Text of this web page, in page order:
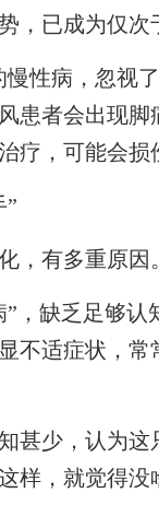
，已成为仅
病，忽视了
患者会出现
疗，可能会
”
，有多重原因
缺乏足够认
不适症状，
少，认为这
样，就觉得